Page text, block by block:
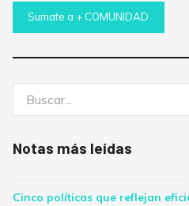
Sumate a + COMUNIDAD
Notas más leídas
Cinco políticas que reflejan